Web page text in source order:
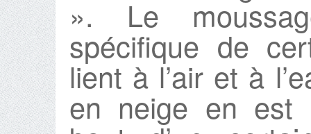
». Le
spécifique de
lient à l’air et à
en neige en est